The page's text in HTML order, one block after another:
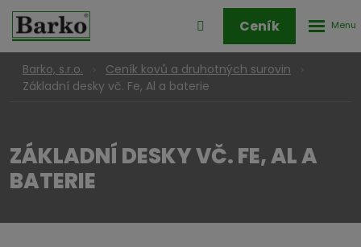
Přihlášení
klienstké
zóny
Ceník
Barko, s.r.o.
Ceník kovů a druhotných surovin
Základní desky vč. Fe, Al a baterie
ZÁKLADNÍ DESKY VČ. FE, AL A
BATERIE